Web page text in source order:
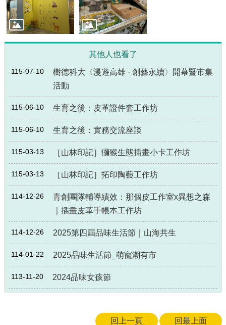
公
開
資
訊
站
局
長
信
箱
Line
隱
私
權
其他人也看了
115-07-10
樹德科大〈漫遊高雄 · 創藝永續〉開幕暨市集
活動
115-06-10 生育之後：皮革證件套工作坊
115-06-10 生育之後：實務交流座談
115-03-13 ［山林印記］獼猴生態插畫小卡工作坊
115-03-13 ［山林印記］拓印陶藝工作坊
114-12-26
青創團隊輔導績效：那個皮工作室x異想之森
｜插畫皮革手帳本工作坊
114-12-26 2025第四屆品味生活節｜山海共生
114-01-22 2025品味生活節_萌寵潮有市
113-11-20 2024品味女孩節
回上一頁 回最上面